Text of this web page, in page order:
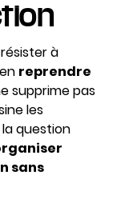
à
reprendre
supprime pas
les
la question
sans